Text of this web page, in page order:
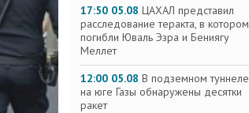
17:50 05.08 ЦАХАЛ представил
расследование теракта, в котором
погибли Юваль Эзра и Бениягу
Меллет
12:00 05.08 В подземном туннеле
на юге Газы обнаружены десятки
ракет